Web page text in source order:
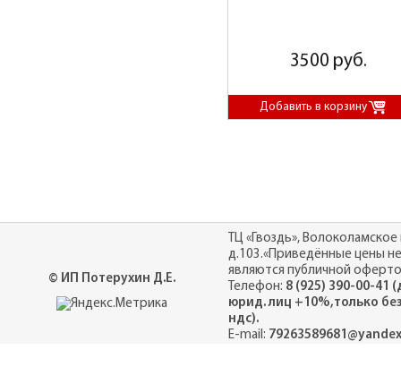
3500 руб.
© ИП Потерухин Д.Е.
ТЦ «Гвоздь», Волоколамское
д.103.«Приведённые цены не
являются публичной
Телефон: 8 (925) 390-00-41
юрид. лиц +10%,только
ндс).
E-mail: